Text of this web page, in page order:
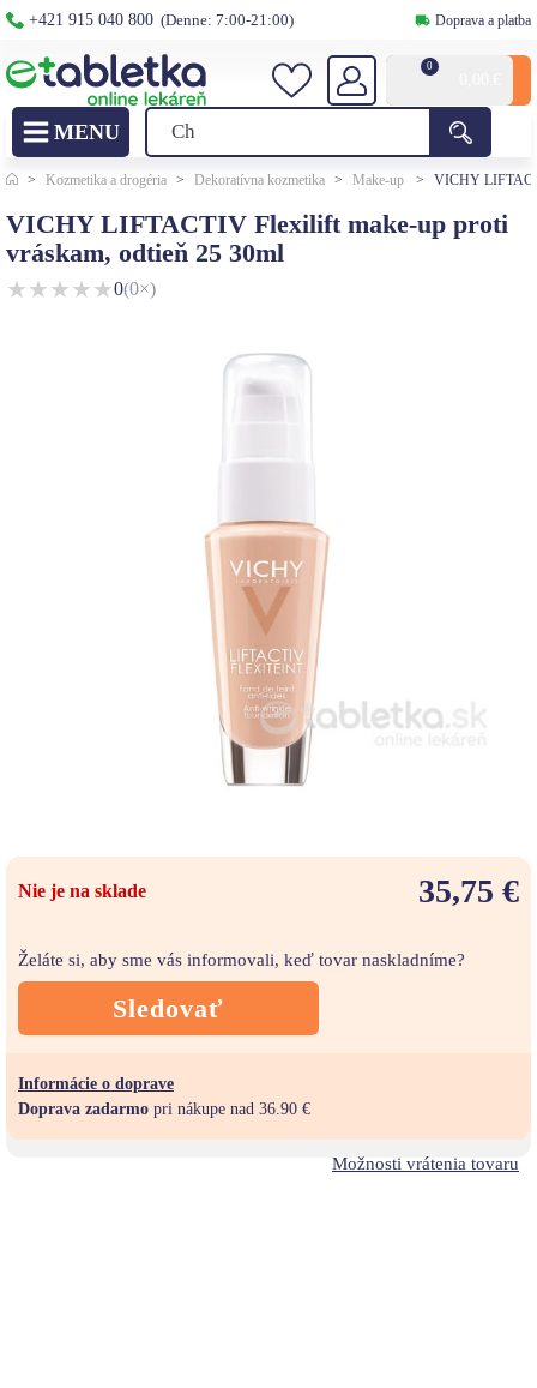
+421 915 040 800 (Denne: 7:00-21:00) Doprava a platba
0
> Kozmetika a drogéria > Dekoratívna kozmetika > Make-up > VICHY
VICHY LIFTACTIV Flexilift make-up proti
vráskam, odtieň 25 30ml
★★★★★0(0×)
Nie je na sklade 35,75 €
Želáte si, aby sme vás informovali, keď tovar naskladníme?
Sledovať
Informácie o doprave
Doprava zadarmo pri nákupe nad 36.90 €
Možnosti vrátenia tovaru